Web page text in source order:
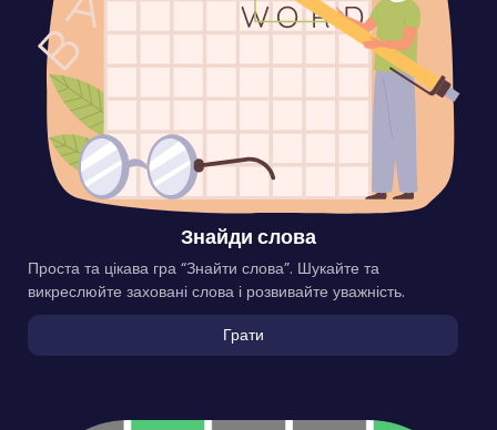
Знайди слова
Проста та цікава гра “Знайти слова”. Шукайте та
викреслюйте заховані слова і розвивайте уважність.
Грати